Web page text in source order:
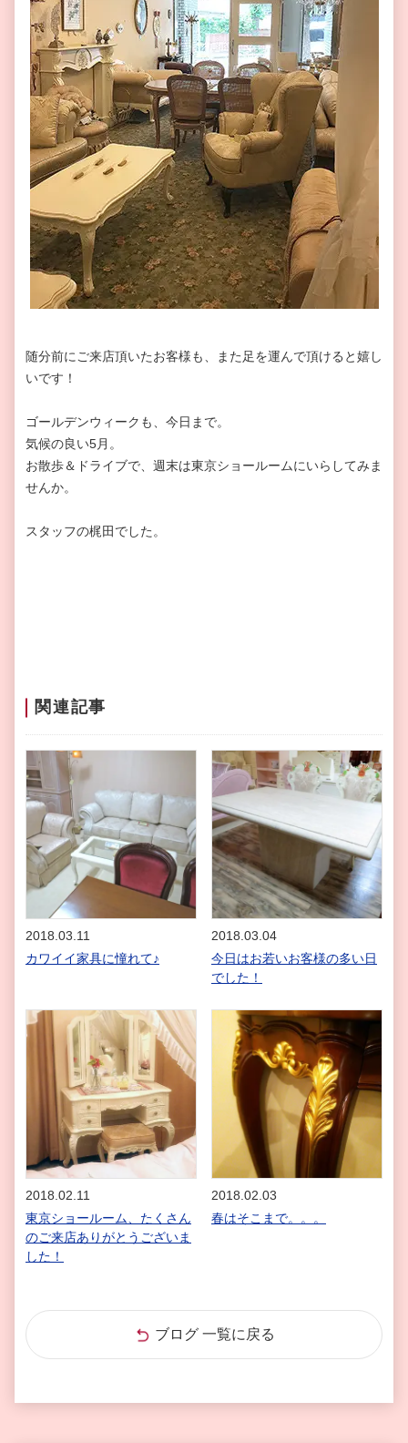
随分前にご来店頂いたお客様も、また足を運んで頂けると嬉し
いです！
ゴールデンウィークも、今日まで。
気候の良い5月。
お散歩＆ドライブで、週末は東京ショールームにいらしてみま
せんか。
スタッフの梶田でした。
関連記事
2018.03.11
カワイイ家具に憧れて♪
2018.03.04
今日はお若いお客様の多い日
でした！
2018.02.11
東京ショールーム、たくさん
のご来店ありがとうございま
した！
2018.02.03
春はそこまで。。。
ブログ 一覧に戻る